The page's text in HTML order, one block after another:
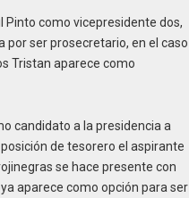
Pinto como vicepresidente dos,
por ser prosecretario, en el caso
Tristan aparece como
candidato a la presidencia a
de tesorero el aspirante
se hace presente con
aparece como opción para ser